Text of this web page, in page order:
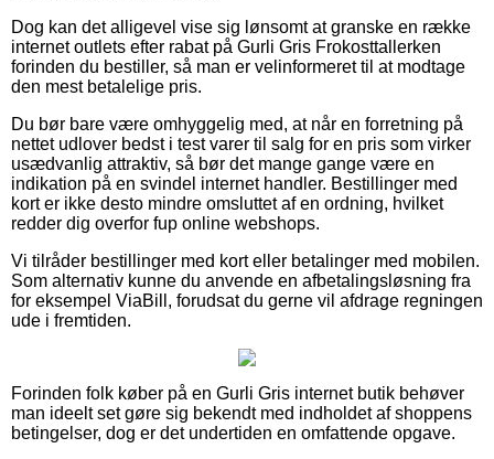
Dog kan det alligevel vise sig lønsomt at granske en række
internet outlets efter rabat på Gurli Gris Frokosttallerken
forinden du bestiller, så man er velinformeret til at modtage
den mest betalelige pris.
Du bør bare være omhyggelig med, at når en forretning på
nettet udlover bedst i test varer til salg for en pris som virker
usædvanlig attraktiv, så bør det mange gange være en
indikation på en svindel internet handler. Bestillinger med
kort er ikke desto mindre omsluttet af en ordning, hvilket
redder dig overfor fup online webshops.
Vi tilråder bestillinger med kort eller betalinger med mobilen.
Som alternativ kunne du anvende en afbetalingsløsning fra
for eksempel ViaBill, forudsat du gerne vil afdrage regningen
ude i fremtiden.
Forinden folk køber på en Gurli Gris internet butik behøver
man ideelt set gøre sig bekendt med indholdet af shoppens
betingelser, dog er det undertiden en omfattende opgave.